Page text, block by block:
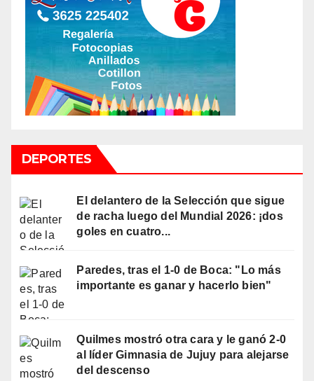
DEPORTES
El delantero de la Selección que sigue
de racha luego del Mundial 2026: ¡dos
goles en cuatro...
Paredes, tras el 1-0 de Boca: "Lo más
importante es ganar y hacerlo bien"
Quilmes mostró otra cara y le ganó 2-0
al líder Gimnasia de Jujuy para alejarse
del descenso